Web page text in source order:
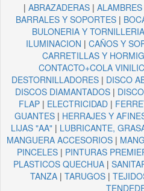
| ABRAZADERAS| ALAMBRES
BARRALES Y SOPORTES |
BULONERIA Y TORNILLERIA
ILUMINACION | CAÑOS Y
CARRETILLAS Y
CONTACTO+COLA
DESTORNILLADORES| DISCO
DISCOS DIAMANTADOS|
FLAP | ELECTRICIDAD |
GUANTES| HERRAJES Y
LIJAS "AA"| LUBRICANTE,
MANGUERA ACCESORIOS|
PINCELES| PINTURAS
PLASTICOS QUECHUA |
TANZA | TARUGOS |